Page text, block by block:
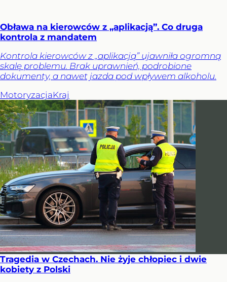
Obława na kierowców z „aplikacją”. Co druga
kontrola z mandatem
Kontrola kierowców z „aplikacją” ujawniła ogromną
skalę problemu. Brak uprawnień, podrobione
dokumenty, a nawet jazda pod wpływem alkoholu.
MotoryzacjaKraj
Tragedia w Czechach. Nie żyje chłopiec i dwie
kobiety z Polski